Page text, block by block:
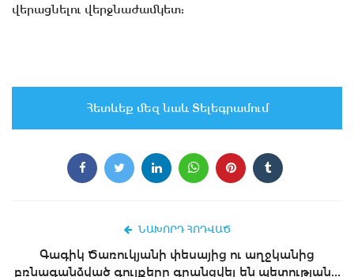
վերացնելու վերջնաժամկետ:
Հետևեք մեզ նաև Տելեգրամում
ՆԱԽՈՐԴ ՀՈԴՎԱԾ
Գագիկ Ծառուկյանի փեսայից ու աղջկանից
բռնագանձված գույքերը գրանցվել են պետության...